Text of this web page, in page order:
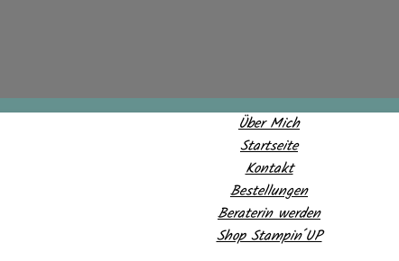
Über Mich
Startseite
Kontakt
Bestellungen
Beraterin werden
Shop Stampin´UP